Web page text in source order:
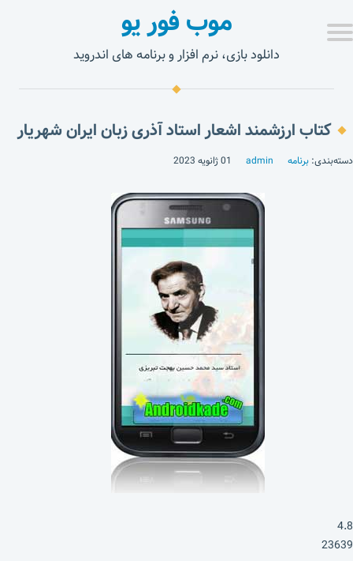
موب فور یو
دانلود بازی، نرم افزار و برنامه های اندروید
کتاب ارزشمند اشعار استاد آذری زبان ایران شهریار
دسته‌بندی: برنامه admin 01 ژانویه 2023
4.8
23639